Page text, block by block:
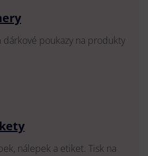
poukazy na produkty
nálepek a etiket. Tisk na